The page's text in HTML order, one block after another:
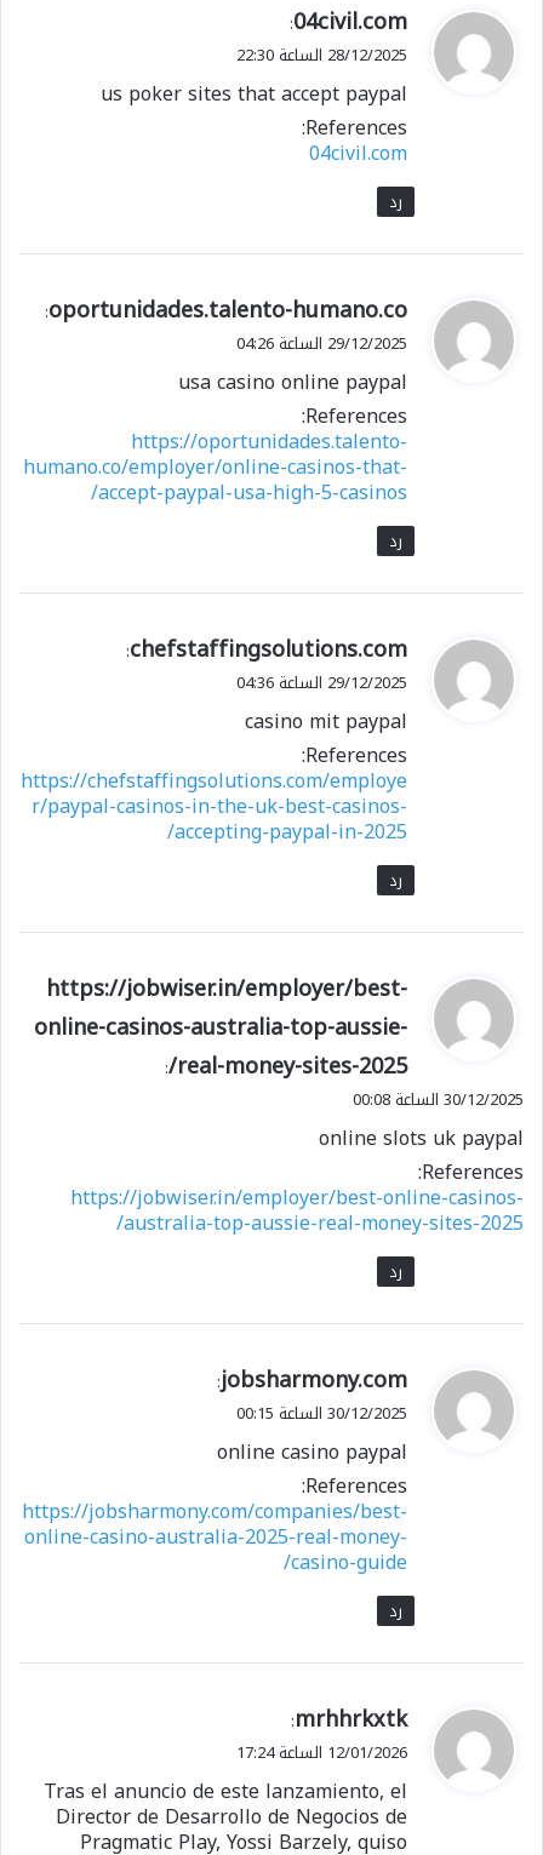
ي
ق
ل
04civil.com
:
28/12/2025 الساعة 22:30
us poker sites that accept paypal
References:
04civil.com
رد
ي
ق
ل
oportunidades.talento-humano.co
:
29/12/2025 الساعة 04:26
usa casino online paypal
References:
https://oportunidades.talento-
humano.co/employer/online-casinos-that-
accept-paypal-usa-high-5-casinos/
رد
ي
ق
ل
chefstaffingsolutions.com
:
29/12/2025 الساعة 04:36
casino mit paypal
References:
https://chefstaffingsolutions.com/employe
r/paypal-casinos-in-the-uk-best-casinos-
accepting-paypal-in-2025/
رد
ي
و
ل
https://jobwiser.in/employer/best-
online-casinos-australia-top-aussie-
real-money-sites-2025/
:
30/12/2025 الساعة 00:08
online slots uk paypal
References:
https://jobwiser.in/employer/best-online-casinos-
australia-top-aussie-real-money-sites-2025/
رد
ي
ق
ل
jobsharmony.com
:
30/12/2025 الساعة 00:15
online casino paypal
References:
https://jobsharmony.com/companies/best-
online-casino-australia-2025-real-money-
casino-guide/
رد
ي
ق
ل
mrhhrkxtk
:
12/01/2026 الساعة 17:24
Tras el anuncio de este lanzamiento, el
Director de Desarrollo de Negocios de
Pragmatic Play, Yossi Barzely, quiso